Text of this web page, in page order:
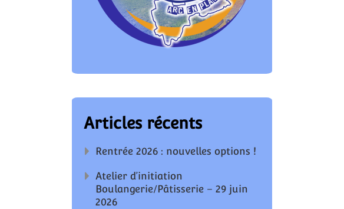
Articles récents
Rentrée 2026 : nouvelles options !
Atelier d’initiation
Boulangerie/Pâtisserie – 29 juin
2026